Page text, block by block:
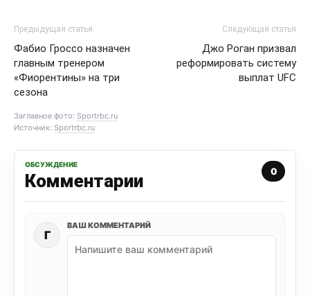
Предыдущая статья
Фабио Гроссо назначен
главным тренером
«Фиорентины» на три
сезона
Следующая статья
Джо Роган призвал
реформировать систему
выплат UFC
Заглавное фото: Sportrbc.ru
Источник: Sportrbc.ru
ОБСУЖДЕНИЕ
Комментарии 0
Г
ВАШ КОММЕНТАРИЙ